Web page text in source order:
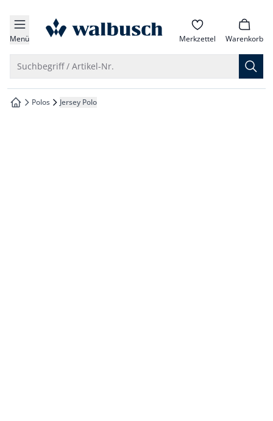
springen
springen
springen
springen
Menü zur Startseite Merkzettel Warenkorb
Suchbegriff / Artikel-Nr.
zur Startseite
Polos Jersey Polo